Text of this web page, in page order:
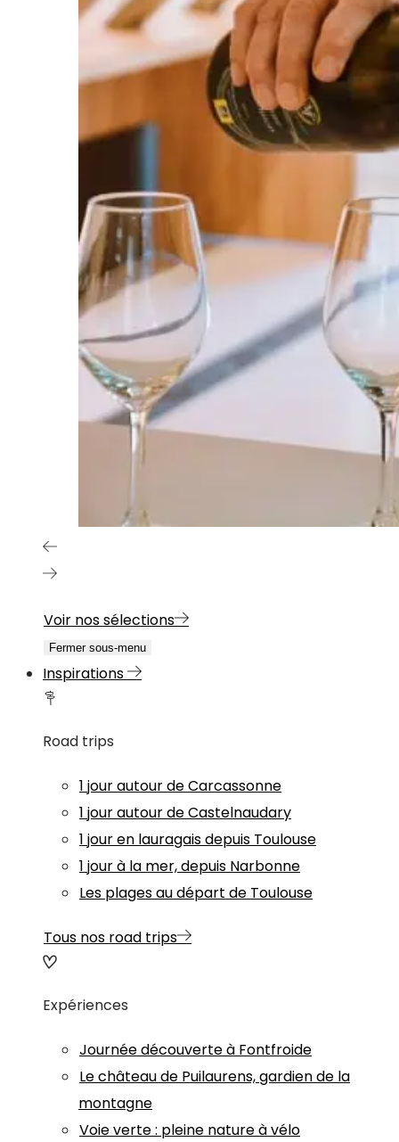
Voir nos sélections
Fermer sous-menu
Inspirations
Road trips
1 jour autour de Carcassonne
1 jour autour de Castelnaudary
1 jour en lauragais depuis Toulouse
1 jour à la mer, depuis Narbonne
Les plages au départ de Toulouse
Tous nos road trips
Expériences
Journée découverte à Fontfroide
Le château de Puilaurens, gardien de la
montagne
Voie verte : pleine nature à vélo